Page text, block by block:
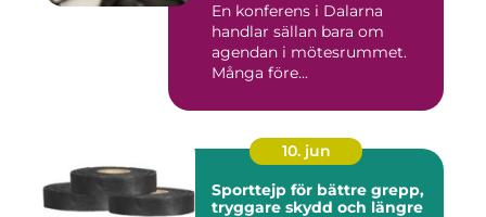
En konferens i Dalarna
handlar sällan bara om
agendan i mötesrummet.
Många före...
10. jun
Sporttejp för bättre grepp,
tryggare skydd och längre